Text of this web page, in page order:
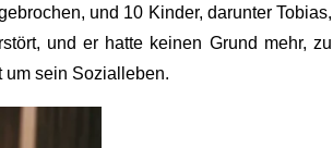
und 10 Kinder, darunter Tobias,
und er hatte keinen Grund mehr, zu
um sein Sozialleben.